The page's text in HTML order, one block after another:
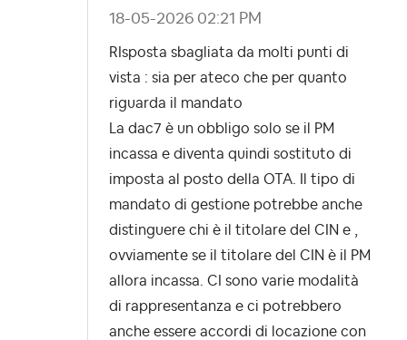
‎18-05-2026 02:21 PM
RIsposta sbagliata da molti punti di
vista : sia per ateco che per quanto
riguarda il mandato
La dac7 è un obbligo solo se il PM
incassa e diventa quindi sostituto di
imposta al posto della OTA. Il tipo di
mandato di gestione potrebbe anche
distinguere chi è il titolare del CIN e ,
ovviamente se il titolare del CIN è il PM
allora incassa. CI sono varie modalità
di rappresentanza e ci potrebbero
anche essere accordi di locazione con